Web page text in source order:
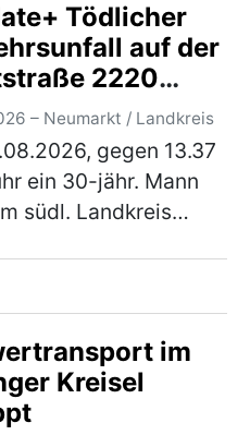
wurde
dass der Herr
Einflus…(mehr)
Tödlicher
auf der
2220
Lengenfeld
– Neumarkt / Landkreis
gegen 13.37
ein 30-jähr. Mann
südl. Landkreis
Lengenfeld.
m nach der
(mehr)
im
Kreisel